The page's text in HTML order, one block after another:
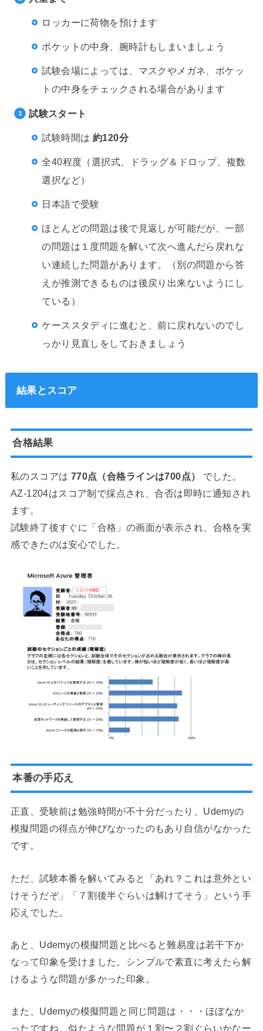
ロッカーに荷物を預けます
ポケットの中身、腕時計もしまいましょう
試験会場によっては、マスクやメガネ、ポケッ
トの中身をチェックされる場合があります
試験スタート
試験時間は 約120分
全40程度（選択式、ドラッグ＆ドロップ、複数
選択など）
日本語で受験
ほとんどの問題は後で見返しが可能だが、一部
の問題は１度問題を解いて次へ進んだら戻れな
い連続した問題があります。（別の問題から答
えが推測できるものは後戻り出来ないようにし
ている）
ケーススタディに進むと、前に戻れないのでし
っかり見直しをしておきましょう
結果とスコア
合格結果
私のスコアは 770点（合格ラインは700点）
でした。
AZ-1204はスコア制で採点され、合否は即時に通知され
ます。
試験終了後すぐに「合格」の画面が表示され、合格を実
感できたのは安心でした。
本番の手応え
正直、受験前は勉強時間が不十分だったり、Udemyの
模擬問題の得点が伸びなかったのもあり自信がなかった
です。
ただ、試験本番を解いてみると「あれ？これは意外とい
けそうだぞ」「７割後半ぐらいは解けてそう」という手
応えでした。
あと、Udemyの模擬問題と比べると難易度は若干下か
なって印象を受けました。シンプルで素直に考えたら解
けるような問題が多かった印象。
また、Udemyの模擬問題と同じ問題は・・・ほぼなか
ったですね。似たような問題が１割〜２割ぐらいかなー